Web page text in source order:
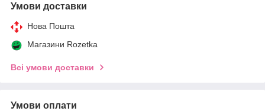
Умови доставки
Нова Пошта
Магазини Rozetka
Всі умови доставки
Умови оплати